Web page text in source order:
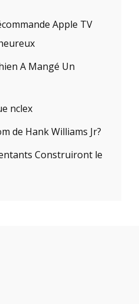
Apple TV
A Mangé Un
nclex
de Hank Williams Jr?
Construiront le